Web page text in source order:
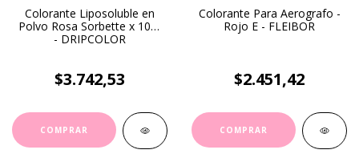
Colorante Liposoluble en
Polvo Rosa Sorbette x 10gr
- DRIPCOLOR
$3.742,53
Colorante Para Aerografo -
Rojo E - FLEIBOR
$2.451,42